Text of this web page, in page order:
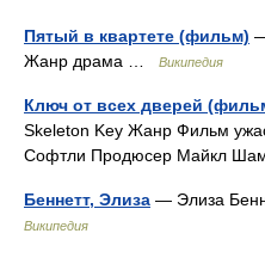
Пятый в квартете (фильм)
Жанр драма …
Википедия
Ключ от всех дверей
Skeleton Key Жанр Фильм
Софтли Продюсер Майкл
Беннетт, Элиза — Элиза
Википедия